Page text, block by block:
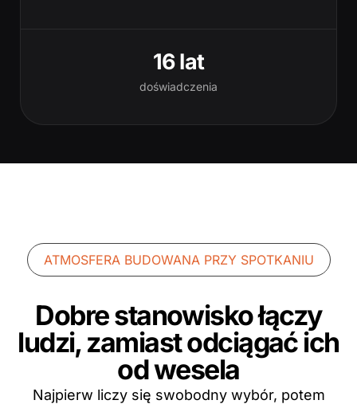
16 lat
doświadczenia
ATMOSFERA BUDOWANA PRZY SPOTKANIU
Dobre stanowisko łączy
ludzi, zamiast odciągać ich
od wesela
Najpierw liczy się swobodny wybór, potem